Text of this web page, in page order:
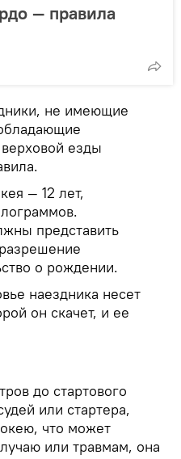
— правила
не имеющие
езды
— 12 лет,
представить
о рождении.
наездника несет
он скачет, и ее
до стартового
или стартера,
что может
или травмам, она